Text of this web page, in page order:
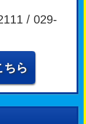
/ 029-
ちら